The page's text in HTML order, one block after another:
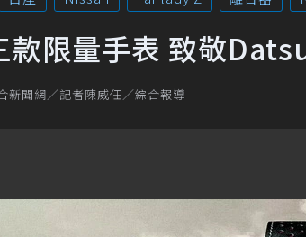
限量手表 致敬
新聞網／記者陳威任／綜合報導